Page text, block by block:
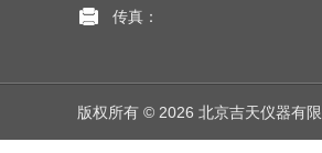
传真：
版权所有 © 2026 北京吉天仪器有